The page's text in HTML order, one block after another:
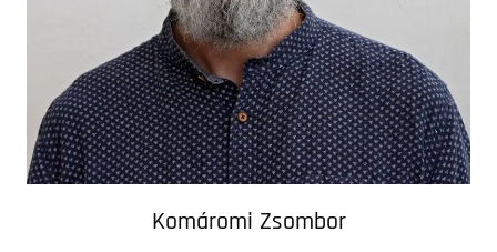
Komáromi Zsombor